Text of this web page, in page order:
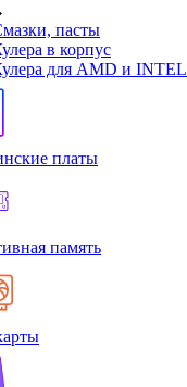
пасты
в корпус
для AMD и INTEL
платы
память